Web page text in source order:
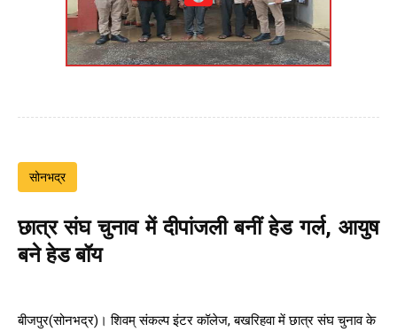
सोनभद्र
छात्र संघ चुनाव में दीपांजली बनीं हेड गर्ल, आयुष
बने हेड बॉय
बीजपुर(सोनभद्र)। शिवम् संकल्प इंटर कॉलेज, बखरिहवा में छात्र संघ चुनाव के